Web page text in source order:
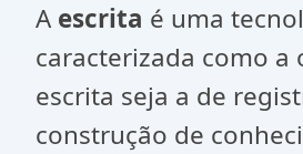
A escrita é uma
caracterizada como
escrita seja a de
construção de